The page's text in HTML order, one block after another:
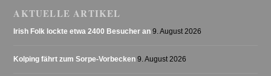
AKTUELLE ARTIKEL
Irish Folk lockte etwa 2400 Besucher an 9. August 2026
Kolping fährt zum Sorpe-Vorbecken 9. August 2026